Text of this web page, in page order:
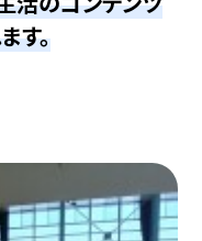
す。